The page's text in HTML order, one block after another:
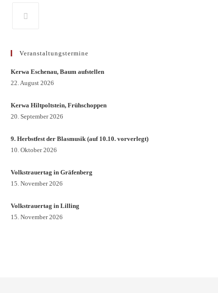
Veranstaltungstermine
Kerwa Eschenau, Baum aufstellen
22. August 2026
Kerwa Hiltpoltstein, Frühschoppen
20. September 2026
9. Herbstfest der Blasmusik (auf 10.10. vorverlegt)
10. Oktober 2026
Volkstrauertag in Gräfenberg
15. November 2026
Volkstrauertag in Lilling
15. November 2026